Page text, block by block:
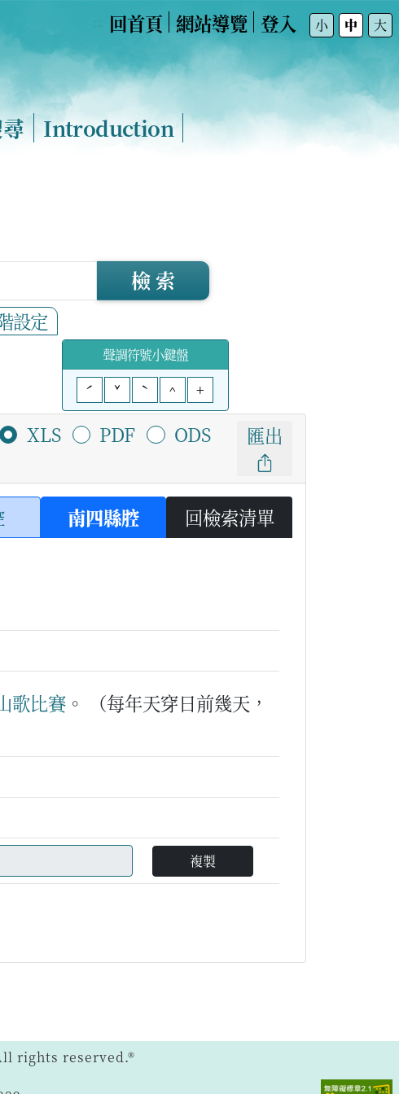
回首頁 網站導覽 登入 小 中 大
Introduction
設定
檢 索
聲調符號小鍵盤
ˊ
ˇ ˋ ^ +
XLS PDF ODS 匯出
南四縣腔 回檢索清單
歌比賽 。
（每年天穿日前幾天，
複製
rights reserved.®